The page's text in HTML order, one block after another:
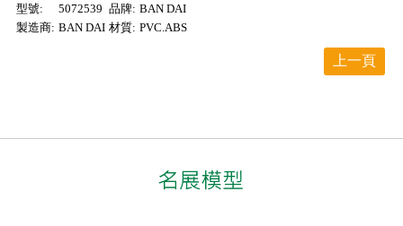
型號: 5072539 品牌: BAN DAI
製造商: BAN DAI 材質: PVC.ABS
上一頁